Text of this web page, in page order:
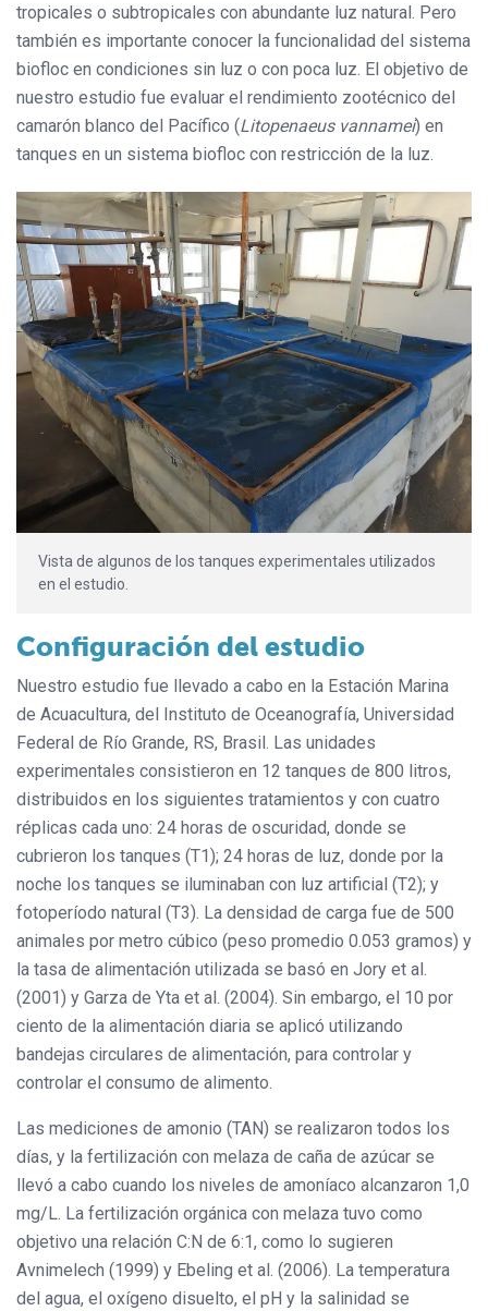
tropicales o subtropicales con abundante luz natural. Pero
también es importante conocer la funcionalidad del sistema
biofloc en condiciones sin luz o con poca luz. El objetivo de
nuestro estudio fue evaluar el rendimiento zootécnico del
camarón blanco del Pacífico (Litopenaeus vannamei) en
tanques en un sistema biofloc con restricción de la luz.
Vista de algunos de los tanques experimentales utilizados
en el estudio.
Configuración del estudio
Nuestro estudio fue llevado a cabo en la Estación Marina
de Acuacultura, del Instituto de Oceanografía, Universidad
Federal de Río Grande, RS, Brasil. Las unidades
experimentales consistieron en 12 tanques de 800 litros,
distribuidos en los siguientes tratamientos y con cuatro
réplicas cada uno: 24 horas de oscuridad, donde se
cubrieron los tanques (T1); 24 horas de luz, donde por la
noche los tanques se iluminaban con luz artificial (T2); y
fotoperíodo natural (T3). La densidad de carga fue de 500
animales por metro cúbico (peso promedio 0.053 gramos) y
la tasa de alimentación utilizada se basó en Jory et al.
(2001) y Garza de Yta et al. (2004). Sin embargo, el 10 por
ciento de la alimentación diaria se aplicó utilizando
bandejas circulares de alimentación, para controlar y
controlar el consumo de alimento.
Las mediciones de amonio (TAN) se realizaron todos los
días, y la fertilización con melaza de caña de azúcar se
llevó a cabo cuando los niveles de amoníaco alcanzaron 1,0
mg/L. La fertilización orgánica con melaza tuvo como
objetivo una relación C:N de 6:1, como lo sugieren
Avnimelech (1999) y Ebeling et al. (2006). La temperatura
del agua, el oxígeno disuelto, el pH y la salinidad se